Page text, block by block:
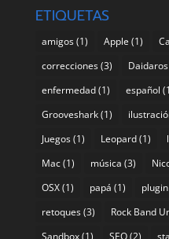
ETIQUETAS
amigos(1) Apple (1)
correcciones(3) Daidaros
enfermedad(1) español
Grooveshark(1)
Juegos(1) Leopard(1)
Mac(1) música (3)
OSX(1) papá (1) plugin
retoques(3) Rock Band